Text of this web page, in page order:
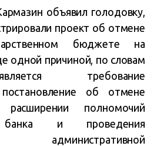
объявил голодовку,
проект об отмене
бюджете на
одной причиной, по словам
требование
постановление об отмене
полномочий
банка и проведения
административной